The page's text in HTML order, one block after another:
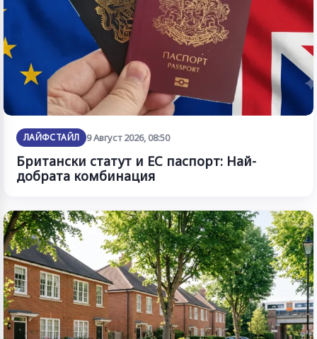
ЛАЙФСТАЙЛ 9 Август 2026, 08:50
Британски статут и ЕС паспорт: Най-
добрата комбинация